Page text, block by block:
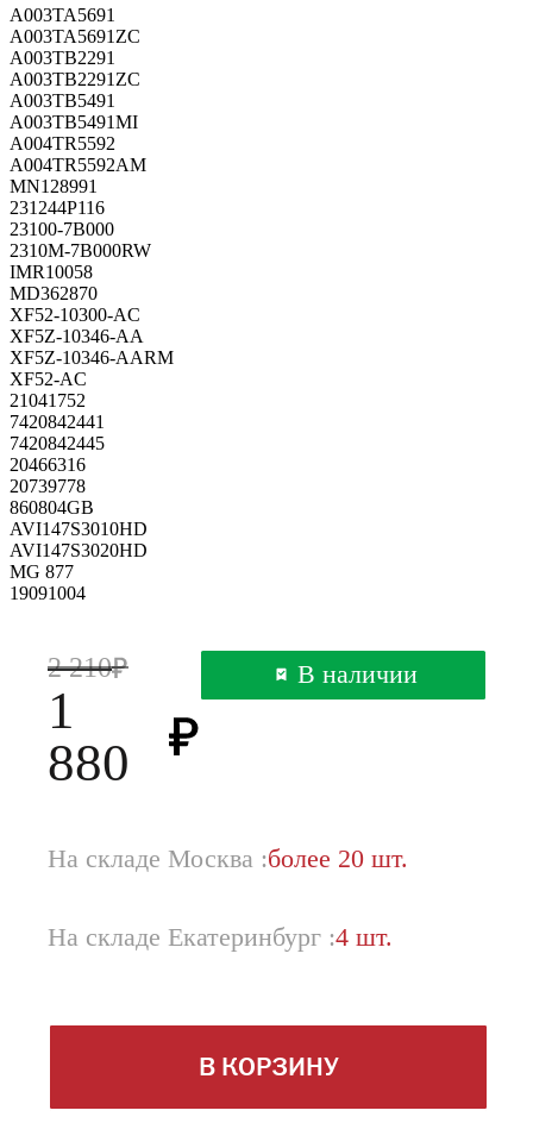
A003TA5691
A003TA5691ZC
A003TB2291
A003TB2291ZC
A003TB5491
A003TB5491MI
A004TR5592
A004TR5592AM
MN128991
231244P116
23100-7B000
2310M-7B000RW
IMR10058
MD362870
XF52-10300-AC
XF5Z-10346-AA
XF5Z-10346-AARM
XF52-AC
21041752
7420842441
7420842445
20466316
20739778
860804GB
AVI147S3010HD
AVI147S3020HD
MG 877
19091004
2 210
1
880
В наличии
На складе Москва :более 20 шт.
На складе Екатеринбург :4 шт.
В КОРЗИНУ